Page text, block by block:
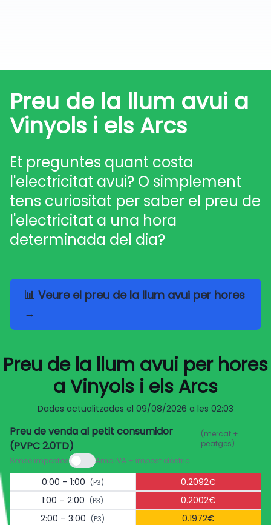
Preu de la llum avui a
Vinyols i els Arcs
Et preguntes quant costa
l'electricitat avui? O simplement
tens curiositat per saber el preu de
l'electricitat a una hora
determinada del dia?
📊 Veure el preu de la llum avui per hores
→
Preu de la llum avui per hores
a Vinyols i els Arcs
Dades actualitzades el 09/08/2026 a les 02:03
Preu de venda al petit consumidor
(PVPC 2.0TD)
(mercat +
peatges)
Sense impostos
Amb IVA + impost elèctric
0:00 – 1:00 (P3)
0.2092€
1:00 – 2:00 (P3)
0.2002€
2:00 – 3:00 (P3)
0.1972€